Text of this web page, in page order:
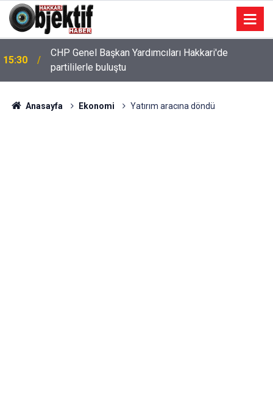
15:30
CHP Genel Başkan Yardımcıları Hakkari'de
partililerle buluştu
Anasayfa Ekonomi Yatırım aracına döndü